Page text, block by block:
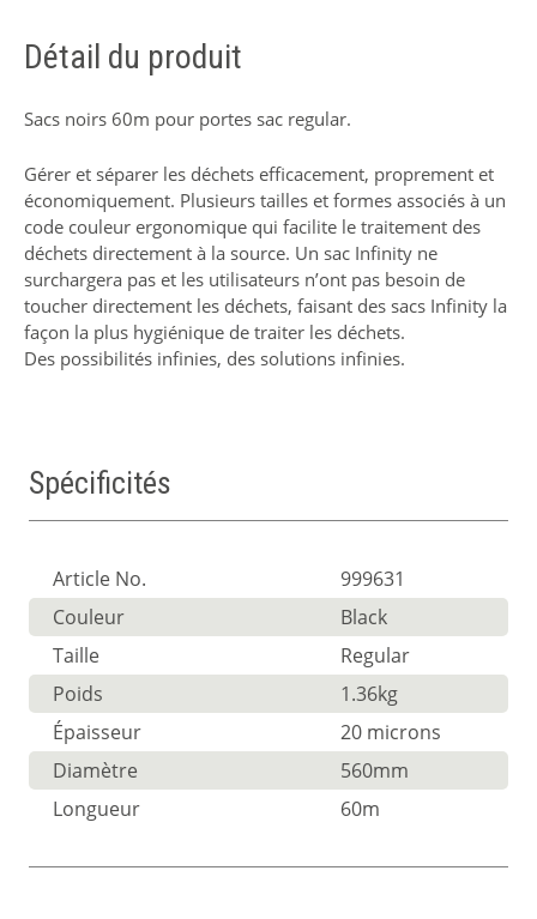
Détail du produit
Sacs noirs 60m pour portes sac regular.
Gérer et séparer les déchets efficacement, proprement et
économiquement. Plusieurs tailles et formes associés à un
code couleur ergonomique qui facilite le traitement des
déchets directement à la source. Un sac Infinity ne
surchargera pas et les utilisateurs n’ont pas besoin de
toucher directement les déchets, faisant des sacs Infinity la
façon la plus hygiénique de traiter les déchets.
Des possibilités infinies, des solutions infinies.
Spécificités
Article No.
999631
Couleur
Black
Taille
Regular
Poids
1.36kg
Épaisseur
20 microns
Diamètre
560mm
Longueur
60m